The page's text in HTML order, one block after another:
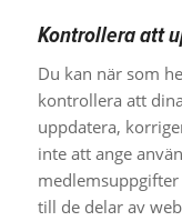
Kontrollera att
Du kan när som
kontrollera att
uppdatera,
inte att ange
till de delar av